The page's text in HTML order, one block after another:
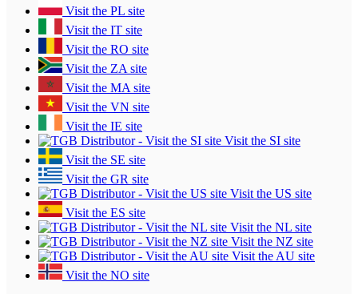
Visit the PL site
Visit the IT site
Visit the RO site
Visit the ZA site
Visit the MA site
Visit the VN site
Visit the IE site
Visit the SI site
Visit the SE site
Visit the GR site
Visit the US site
Visit the ES site
Visit the NL site
Visit the NZ site
Visit the AU site
Visit the NO site